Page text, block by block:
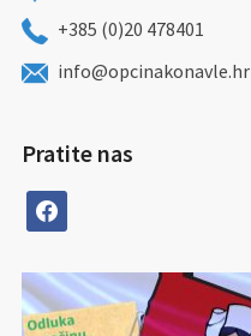
+385 (0)20 478401
info@opcinakonavle.hr
Pratite nas
facebook